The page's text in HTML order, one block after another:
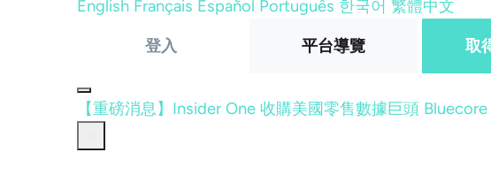
English Français Español Português 한국어 繁體中文
登入 平台導覽 取
【重磅消息】Insider One 收購美國零售數據巨頭 Bluecore